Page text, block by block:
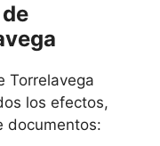
Torrelavega
los efectos,
documentos: